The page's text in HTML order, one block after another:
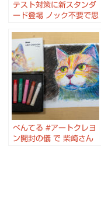
テスト対策に新スタンダ
ード登場 ノック不要で思
ン Orenz AT と 13年ぶ
りリニューアルのなめら
かシャー芯 Pentel Ain
ぺんてる #アートクレヨ
ン開封の儀 で 柴崎さん